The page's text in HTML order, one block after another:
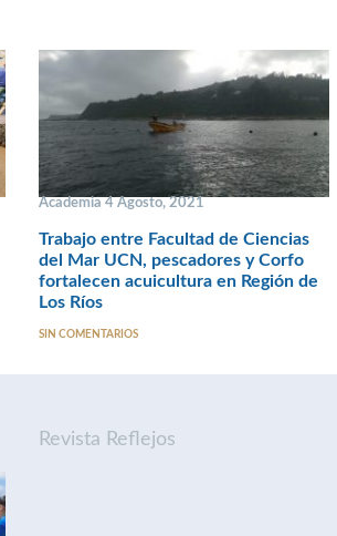
Academia 4 Agosto, 2021
Trabajo entre Facultad de Ciencias
del Mar UCN, pescadores y Corfo
fortalecen acuicultura en Región de
Los Ríos
SIN COMENTARIOS
Revista Reflejos